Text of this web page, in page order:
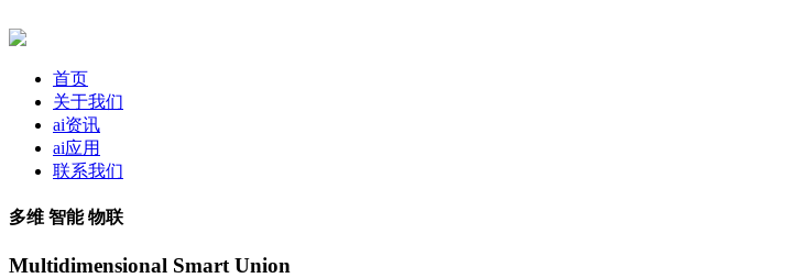
首页
关于我们
ai资讯
ai应用
联系我们
多维 智能 物联
Multidimensional Smart Union